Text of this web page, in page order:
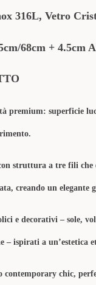
316L, Vetro
68cm + 4.5cm
premium: superficie
struttura a tre fili
creando un elegante
e decorativi – sole,
– ispirati a un’estetica
contemporary chic,